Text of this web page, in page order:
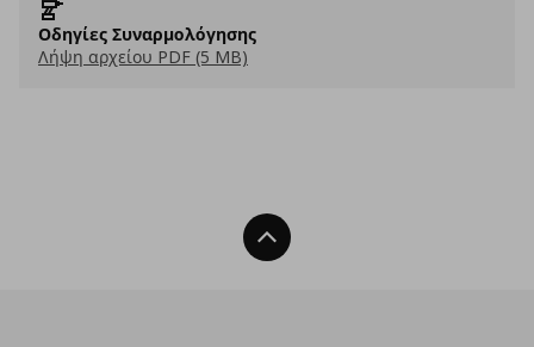
Οδηγίες Συναρμολόγησης
Λήψη αρχείου PDF (5 MB)
Back To Top